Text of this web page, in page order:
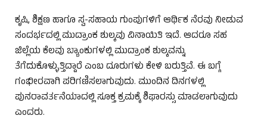
ಕೃಷಿ, ಶಿಕ್ಷಣ ಹಾಗೂ ಸ್ವ-ಸಹಾಯ ಗುಂಪುಗಳಿಗೆ ಆರ್ಥಿಕ ನೆರವು ನೀಡುವ
ಸಂದರ್ಭದಲ್ಲಿ ಮುದ್ರಾಂಕ ಶುಲ್ಕವು ವಿನಾಯಿತಿ ಇದೆ. ಆದರೂ ಸಹ
ಜಿಲ್ಲೆಯ ಕೆಲವು ಬ್ಯಾಂಕುಗಳಲ್ಲಿ ಮುದ್ರಾಂಕ ಶುಲ್ಕವನ್ನು
ತೆಗೆದುಕೊಳ್ಳುತ್ತಿದ್ದಾರೆ ಎಂಬ ದೂರುಗಳು ಕೇಳಿ ಬರುತ್ತಿವೆ. ಈ ಬಗ್ಗೆ
ಗಂಭೀರವಾಗಿ ಪರಿಗಣಿಸಲಾಗುವುದು. ಮುಂದಿನ ದಿನಗಳಲ್ಲಿ
ಪುನರಾವರ್ತನೆಯಾದಲ್ಲಿ ಸೂಕ್ತ ಕ್ರಮಕ್ಕೆ ಶಿಫಾರಸ್ಸು ಮಾಡಲಾಗುವುದು
ಎಂದರು.